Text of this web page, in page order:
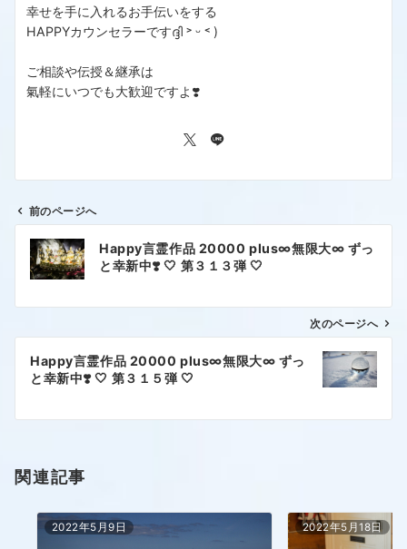
幸せを手に入れるお手伝いをする
HAPPYカウンセラーですദ്ദി ˃ ᵕ ˂ )
ご相談や伝授＆継承は
氣軽にいつでも大歓迎ですよ❣️
前のページへ
Happy言霊作品 20000 plus∞無限大∞ ずっ
と幸新中❣️ 🤍 第３１３弾 🤍
次のページへ
Happy言霊作品 20000 plus∞無限大∞ ずっ
と幸新中❣️ 🤍 第３１５弾 🤍
関連記事
2022年5月9日 2022年5月18日